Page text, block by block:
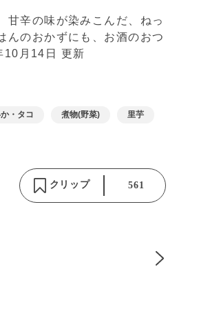
甘辛の味が染みこんだ、ねっ
んのおかずにも、お酒のおつ
10月14日 更新
・タコ 煮物(野菜) 里芋
クリップ 561